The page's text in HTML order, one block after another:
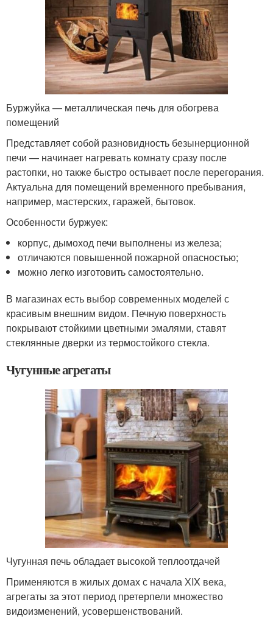
Буржуйка — металлическая печь для обогрева
помещений
Представляет собой разновидность безынерционной
печи — начинает нагревать комнату сразу после
растопки, но также быстро остывает после перегорания.
Актуальна для помещений временного пребывания,
например, мастерских, гаражей, бытовок.
Особенности буржуек:
корпус, дымоход печи выполнены из железа;
отличаются повышенной пожарной опасностью;
можно легко изготовить самостоятельно.
В магазинах есть выбор современных моделей с
красивым внешним видом. Печную поверхность
покрывают стойкими цветными эмалями, ставят
стеклянные дверки из термостойкого стекла.
Чугунные агрегаты
Чугунная печь обладает высокой теплоотдачей
Применяются в жилых домах с начала ХIX века,
агрегаты за этот период претерпели множество
видоизменений, усовершенствований.